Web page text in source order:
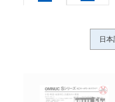
ていることを、必ず
ン事例は参考用で
置の機能や安全性
ている可能性があり
日本